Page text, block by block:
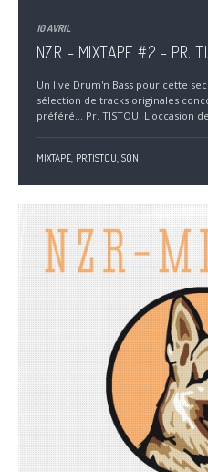
10 AVRIL
NZR – MIXTAPE #2 - PR.
Un live Drum'n Bass pour cette
sélection de tracks originales
préféré... Pr. TISTOU. L'occasion
MIXTAPE, PR.TISTOU, SON